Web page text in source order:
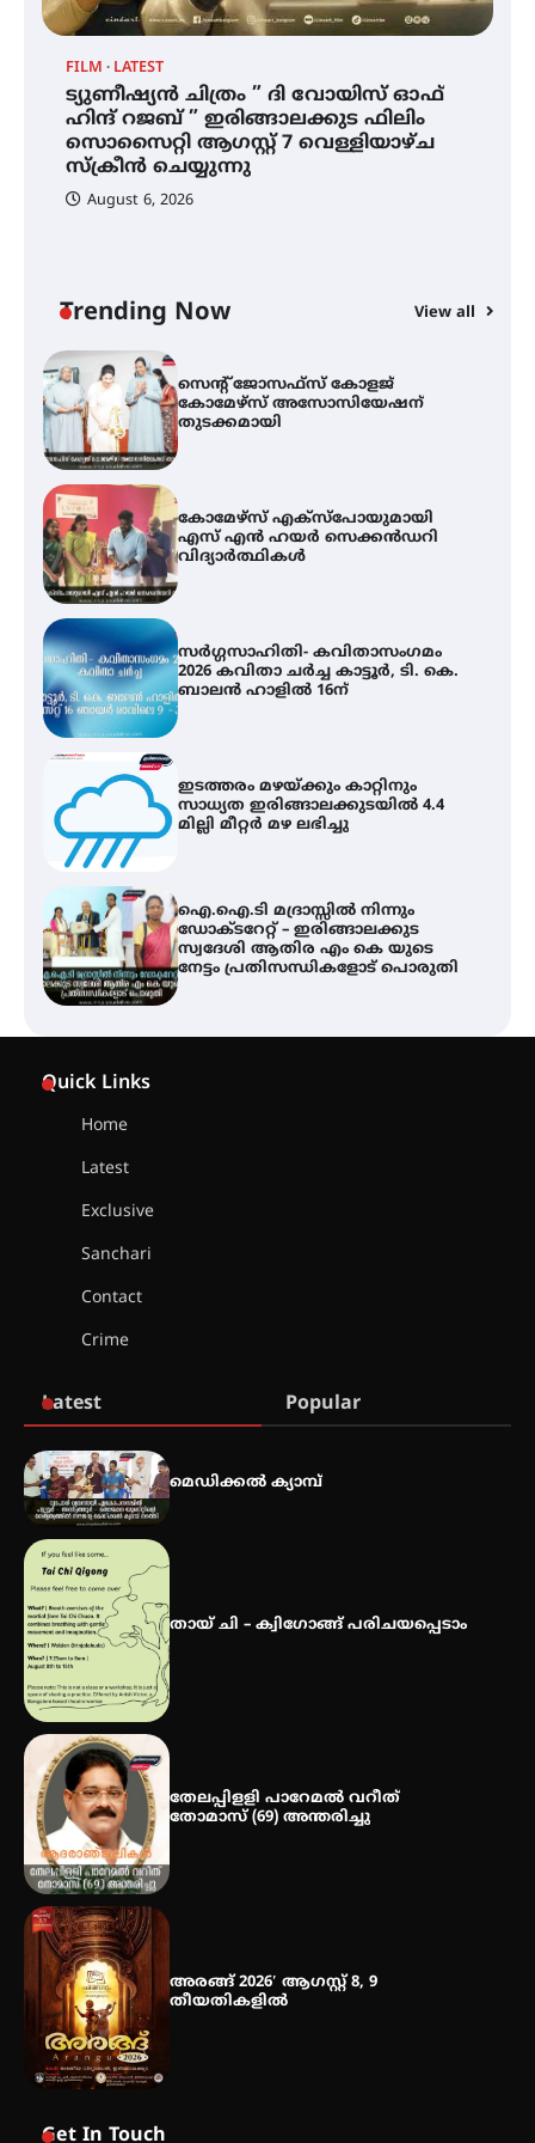
FILM LATEST
ട്യുണീഷ്യൻ ചിത്രം ” ദി വോയിസ് ഓഫ്
ഹിന്ദ് റജബ് ” ഇരിങ്ങാലക്കുട ഫിലിം
സൊസൈറ്റി ആഗസ്റ്റ് 7 വെള്ളിയാഴ്ച
സ്‌ക്രീൻ ചെയ്യുന്നു
August 6, 2026
Trending Now View all
സ്വദേശി ആതിര എം കെ യുടെ
നേട്ടം പ്രതിസന്ധികളോട് പൊരുതി
ട്യുണീഷ്യൻ ചിത്രം ” ദി വോയിസ്
ഓഫ് ഹിന്ദ് റജബ് ” ഇരിങ്ങാലക്കുട
ഫിലിം സൊസൈറ്റി ആഗസ്റ്റ് 7
വെള്ളിയാഴ്ച സ്‌ക്രീൻ ചെയ്യുന്നു
കോമേഴ്സ് എക്സ്പോയുമായി
എസ് എൻ ഹയർ സെക്കൻഡറി
വിദ്യാർത്ഥികൾ
സർഗ്ഗസാഹിതി- കവിതാസംഗമം
2026 കവിതാ ചർച്ച കാട്ടൂർ, ടി. കെ.
ബാലൻ ഹാളിൽ 16ന്
ഇടത്തരം മഴയ്ക്കും കാറ്റിനും
സാധ്യത ഇരിങ്ങാലക്കുടയിൽ 4.4
മില്ലി മീറ്റർ മഴ ലഭിച്ചു
ഐ.ഐ.ടി മദ്രാസ്സിൽ നിന്നും
ഡോക്ടറേറ്റ് – ഇരിങ്ങാലക്കുട
സ്വദേശി ആതിര എം കെ യുടെ
നേട്ടം പ്രതിസന്ധികളോട് പൊരുതി
ട്യുണീഷ്യൻ ചിത്രം ” ദി വോയിസ്
ഓഫ് ഹിന്ദ് റജബ് ” ഇരിങ്ങാലക്കുട
ഫിലിം സൊസൈറ്റി ആഗസ്റ്റ് 7
വെള്ളിയാഴ്ച സ്‌ക്രീൻ ചെയ്യുന്നു
സാധ്യത ഇരിങ്ങാലക്കുടയിൽ 4.4
മില്ലി മീറ്റർ മഴ ലഭിച്ചു
സ്വദേശി ആതിര എം കെ യുടെ
നേട്ടം പ്രതിസന്ധികളോട് പൊരുതി
Quick Links
Home
Latest
Exclusive
Sanchari
Contact
Crime
Latest Popular
മെഡിക്കൽ ക്യാമ്പ്
തായ് ചി – ക്വിഗോങ്ങ് പരിചയപ്പെടാം
തേലപ്പിളളി പാറേമൽ വറീത്
തോമാസ് (69) അന്തരിച്ചു
അരങ്ങ് 2026′ ആഗസ്റ്റ് 8, 9
തീയതികളിൽ
Get In Touch